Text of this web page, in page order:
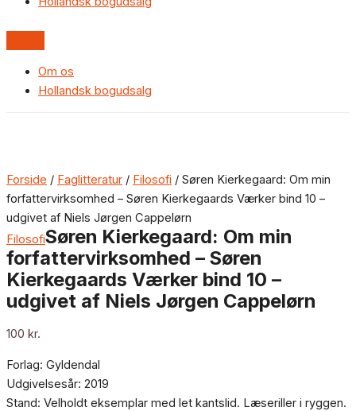
Om os
Hollandsk bogudsalg
Forside / Faglitteratur / Filosofi / Søren Kierkegaard: Om min
forfattervirksomhed – Søren Kierkegaards Værker bind 10 –
udgivet af Niels Jørgen Cappelørn
FilosofiSøren Kierkegaard: Om min
forfattervirksomhed – Søren
Kierkegaards Værker bind 10 –
udgivet af Niels Jørgen Cappelørn
100 kr.
Forlag: Gyldendal
Udgivelsesår: 2019
Stand: Velholdt eksemplar med let kantslid. Læseriller i ryggen.